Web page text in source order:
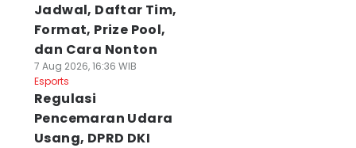
Jadwal, Daftar Tim,
Format, Prize Pool,
dan Cara Nonton
7 Aug 2026, 16:36 WIB
Esports
Regulasi
Pencemaran Udara
Usang, DPRD DKI